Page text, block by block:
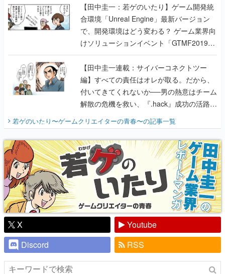
【田中圭一：若ゲのいたり】ゲーム開発統
合環境「Unreal Engine」最新バージョン
で、開発環境はどう変わる？ ゲーム業界向
けソリューションイベント「GTMF2019」
に行って、より理解を深めよう【PR】
【田中圭一連載：サイバーコネクトツー
編】すべての責任はオレが取る。だから、
付いてきてくれないか──男の熱意はチーム
解散の危機を救い、『.hack』成功の活路を
開く。業界の快男児・松山 洋に流れる血は
『少年ジャンプ』色だった【若ゲのいた
り】
若ゲのいたり〜ゲームクリエイターの青春〜の記事一覧
X
Youtube
Discord
RSS